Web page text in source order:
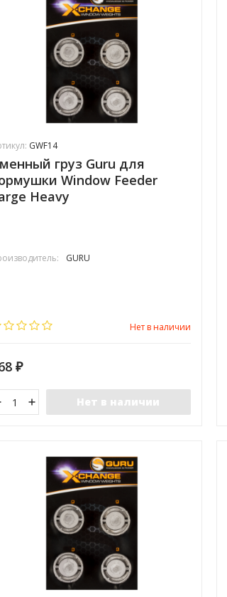
GWF14
груз Guru для
Window Feeder
Heavy
GURU
Нет в наличии
₽
Нет в наличии